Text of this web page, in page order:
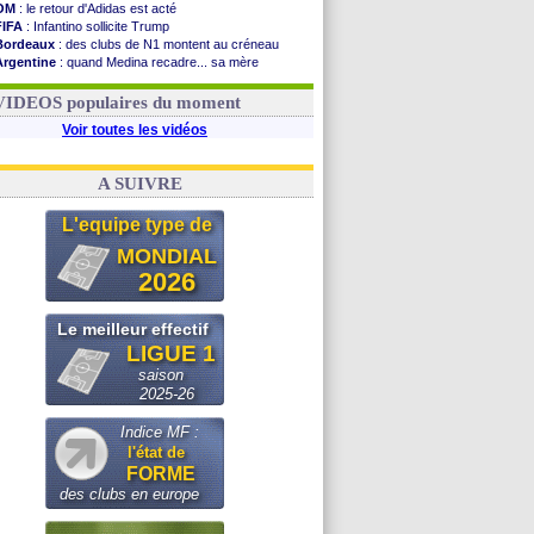
: le retour d'Adidas est acté
: Infantino sollicite Trump
: des clubs de N1 montent au créneau
: quand Medina recadre... sa mère
: Paixão attire un 2e club anglais
populaires du moment
Voir toutes les vidéos
A SUIVRE
L'equipe type de
MONDIAL
2026
Le meilleur effectif
LIGUE 1
saison
2025-26
Indice MF :
l'état de
FORME
des clubs en europe